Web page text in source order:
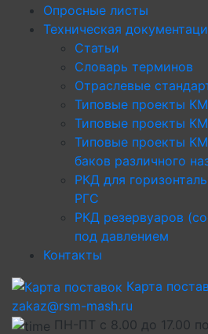
Опросные листы
Техническая
Статьи
Словарь терминов
Отраслевые
Типовые проекты
Типовые проекты
Типовые проекты
баков различного
РКД для
РГС
РКД резервуаров
под давлением
Контакты
Карта
zakaz@rsm-mash.ru
ПН-ПТ с 8.00 до 17.00